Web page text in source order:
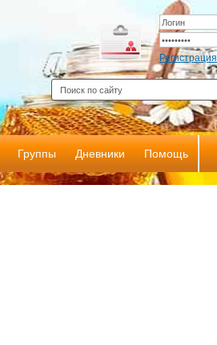
Регистрация
Группы Дневники Помощь